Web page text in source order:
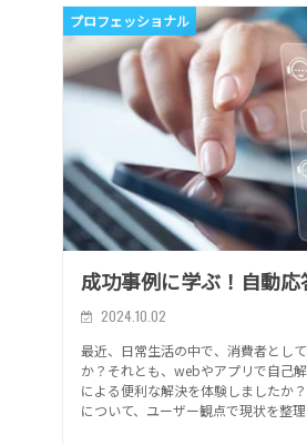
プロフェッショナル
成功事例に学ぶ！自動
2024.10.02
最近、日常生活の中で、消費者とし
か？それとも、webやアプリで自己
による便利な解決を体験しましたか
について、ユーザー観点で現状を整